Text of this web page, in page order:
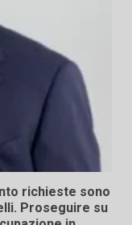
richieste sono
Proseguire su